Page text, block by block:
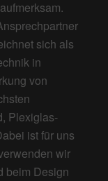
sich als
in
von
Plexiglas-
ist für uns
wir
beim Design